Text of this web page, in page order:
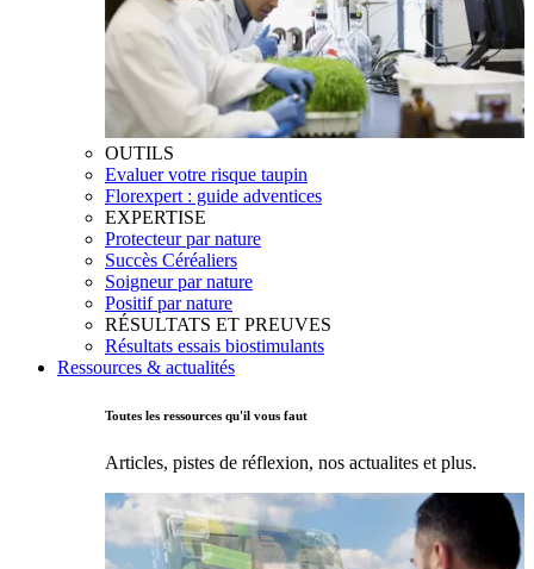
OUTILS
Evaluer votre risque taupin
Florexpert : guide adventices
EXPERTISE
Protecteur par nature
Succès Céréaliers
Soigneur par nature
Positif par nature
RÉSULTATS ET PREUVES
Résultats essais biostimulants
Ressources & actualités
Toutes les ressources qu'il vous faut
Articles, pistes de réflexion, nos actualites et plus.